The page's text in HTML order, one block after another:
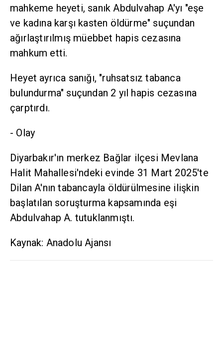
mahkeme heyeti, sanık Abdulvahap A'yı "eşe
ve kadına karşı kasten öldürme" suçundan
ağırlaştırılmış müebbet hapis cezasına
mahkum etti.
Heyet ayrıca sanığı, "ruhsatsız tabanca
bulundurma" suçundan 2 yıl hapis cezasına
çarptırdı.
- Olay
Diyarbakır'ın merkez Bağlar ilçesi Mevlana
Halit Mahallesi'ndeki evinde 31 Mart 2025'te
Dilan A'nın tabancayla öldürülmesine ilişkin
başlatılan soruşturma kapsamında eşi
Abdulvahap A. tutuklanmıştı.
Kaynak: Anadolu Ajansı